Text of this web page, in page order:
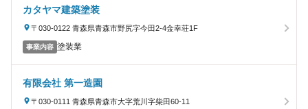
カタヤマ建築塗装
〒030-0122 青森県青森市野尻字今田2-4金幸荘1F
事業内容 塗装業
有限会社 第一造園
〒030-0111 青森県青森市大字荒川字柴田60-11